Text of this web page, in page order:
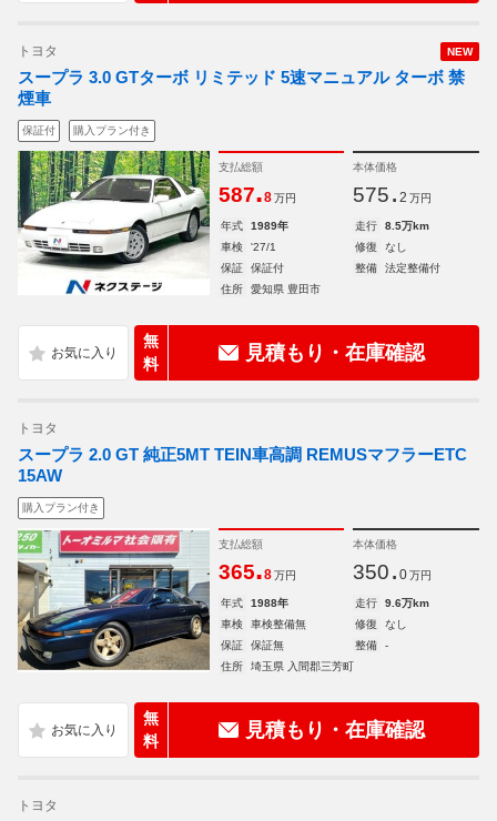
NEW
トヨタ
スープラ 3.0 GTターボ リミテッド 5速マニュアル ターボ 禁
煙車
保証付 購入プラン付き
支払総額
587.8 万円
本体価格
575. 2 万円
年式 1989年 走行
8.5万km
車検
'27/1 修復
なし
保証
保証付 整備
法定整備付
住所
愛知県 豊田市
無
料
見積もり・在庫確認
トヨタ
スープラ 2.0 GT 純正5MT TEIN車高調 REMUSマフラーETC
15AW
購入プラン付き
支払総額
365.8 万円
本体価格
350. 0 万円
年式 1988年 走行
9.6万km
車検
車検整備無 修復
なし
保証
保証無 整備
-
住所
埼玉県 入間郡三芳町
無
料
見積もり・在庫確認
トヨタ